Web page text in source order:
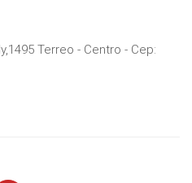
Terreo - Centro - Cep: